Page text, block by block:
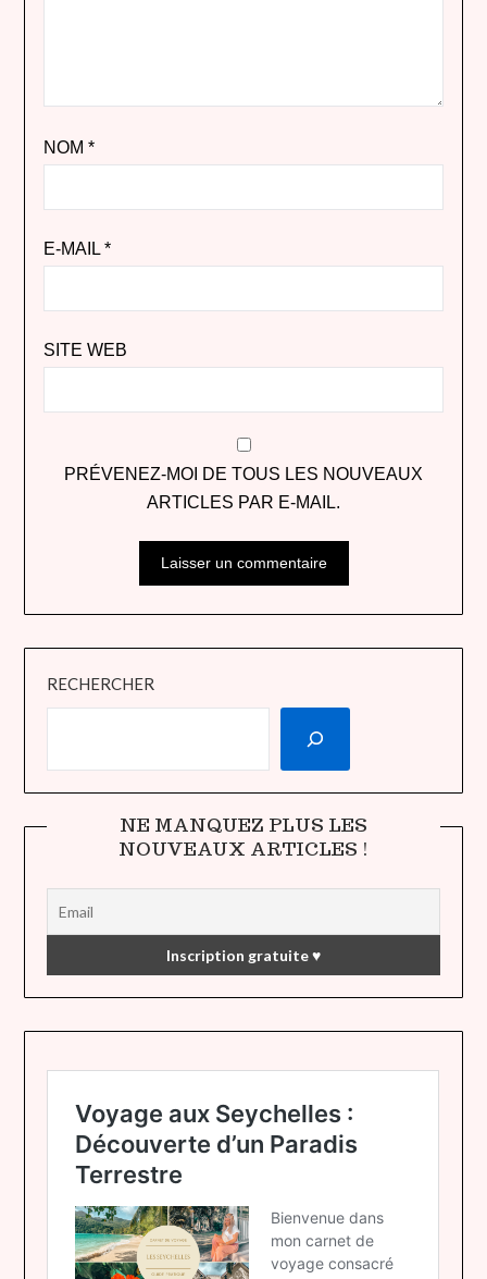
NOM *
E-MAIL *
SITE WEB
PRÉVENEZ-MOI DE TOUS LES NOUVEAUX
ARTICLES PAR E-MAIL.
RECHERCHER
NE MANQUEZ PLUS LES
NOUVEAUX ARTICLES !